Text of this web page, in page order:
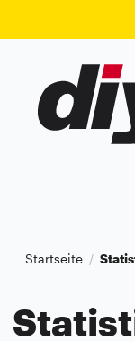
Startseite /